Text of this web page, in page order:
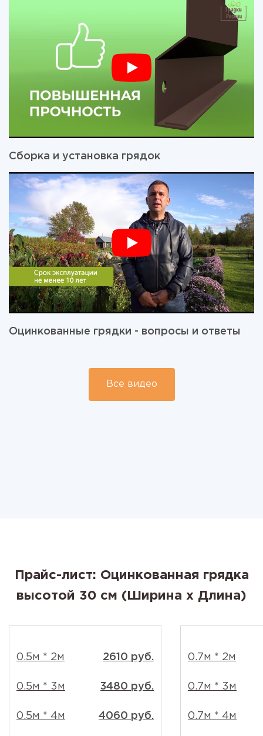
Сборка и установка грядок
Оцинкованные грядки - вопросы и ответы
Все видео
Прайс-лист: Оцинкованная грядка
высотой 30 см (Ширина x Длина)
0.5м * 2м 2610 руб.
0.5м * 3м 3480 руб.
0.5м * 4м 4060 руб.
0.7м * 2м
0.7м * 3м
0.7м * 4м